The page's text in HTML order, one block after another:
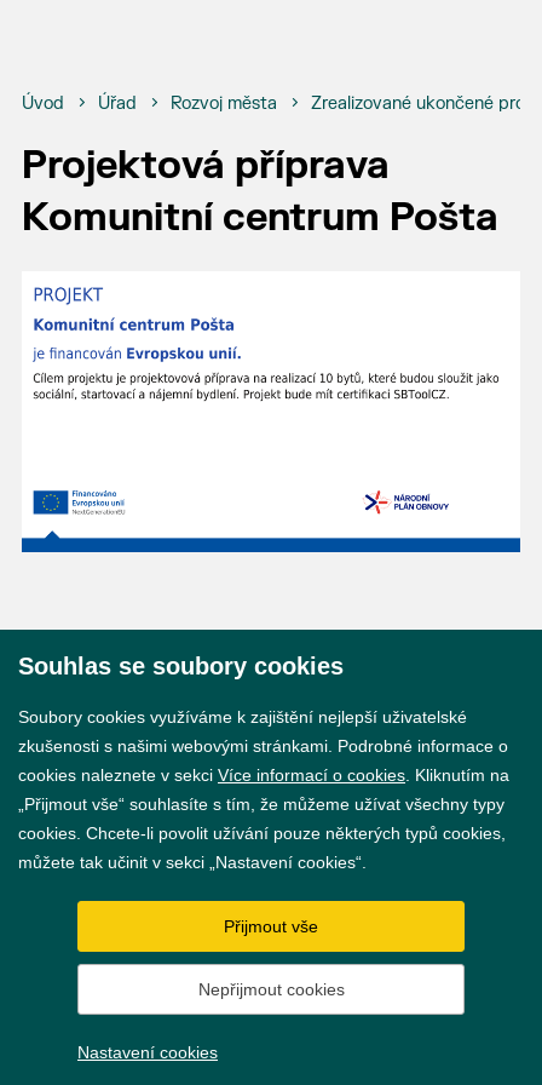
Úvod Úřad Rozvoj města Zrealizované ukončené
Projektová příprava
Komunitní centrum Pošta
GDPR
Nastavení cookies
Souhlas se soubory cookies
Soubory cookies využíváme k zajištění nejlepší uživatelské
zkušenosti s našimi webovými stránkami. Podrobné informace o
cookies naleznete v sekci Více informací o cookies . Kliknutím na
„Přijmout vše“ souhlasíte s tím, že můžeme užívat všechny typy
cookies. Chcete-li povolit užívání pouze některých typů cookies,
můžete tak učinit v sekci „Nastavení cookies“.
Přijmout vše
Nepřijmout cookies
Nastavení cookies